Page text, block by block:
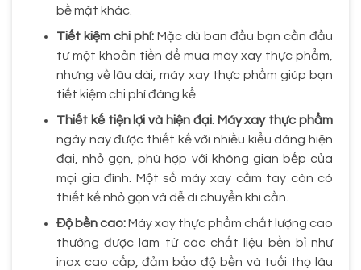
bề mặt khác.
Tiết kiệm chi phí: Mặc dù ban đầu bạn cần đầu
tư một khoản tiền để mua máy xay thực phẩm,
nhưng về lâu dài, máy xay thực phẩm giúp bạn
tiết kiệm chi phí đáng kể.
Thiết kế tiện lợi và hiện đại: Máy xay thực phẩm
ngày nay được thiết kế với nhiều kiểu dáng hiện
đại, nhỏ gọn, phù hợp với không gian bếp của
mọi gia đình. Một số máy xay cầm tay còn có
thiết kế nhỏ gọn và dễ di chuyển khi cần.
Độ bền cao:Máy xay thực phẩm chất lượng cao
thường được làm từ các chất liệu bền bỉ như
inox cao cấp, đảm bảo độ bền và tuổi thọ lâu